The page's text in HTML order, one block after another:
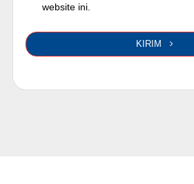
website ini.
KIRIM